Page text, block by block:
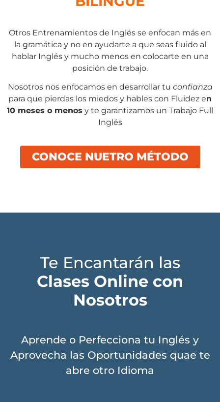
Otros Entrenamientos de Inglés se enfocan más en
la gramática y no en ayudarte a que seas fluido al
hablar Inglés y mucho menos en colocarte en una
posición de trabajo.
Nosotros nos enfocamos en desarrollar tu confianza
para que pierdas los miedos y hables con Fluidez en
10 meses o menos y te garantizamos un Trabajo Full
Inglés
CONOCE NUETRO MÉTODO
Te Encantarán las
Clases Online con
Nosotros
Aprende o Perfecciona tu Inglés y
Aprovecha las Oportunidades quae te
abre otro Idioma